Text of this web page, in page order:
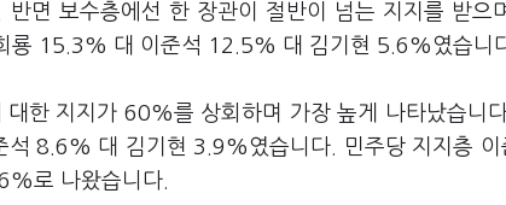
면 보수층에선 한 장관이 절반이 넘는 지지를 받으
룡 15.3% 대 이준석 12.5% 대 김기현 5.6%였습니
한 지지가 60%를 상회하며 가장 높게 나타났습니
8.6% 대 김기현 3.9%였습니다. 민주당 지지층 이
로 나왔습니다.